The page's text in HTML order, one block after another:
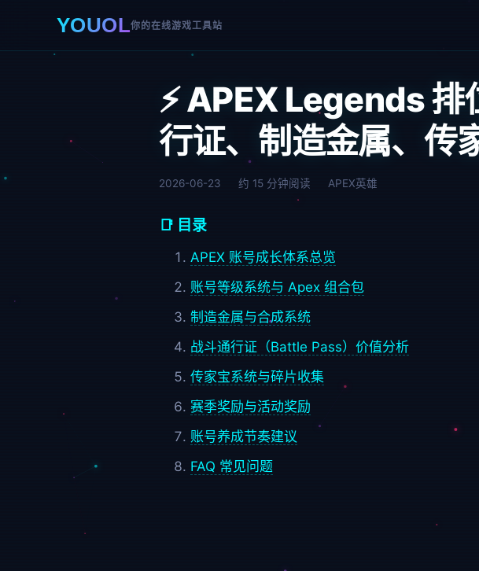
YOUOL你的在线游戏工具站
⚡ APEX Legends
行证、制造金属、传
2026-06-23 约 15 分钟阅读 APEX英雄
📑 目录
APEX 账号成长体系总览
账号等级系统与 Apex 组合包
制造金属与合成系统
战斗通行证（Battle Pass）价值分析
传家宝系统与碎片收集
赛季奖励与活动奖励
账号养成节奏建议
FAQ 常见问题